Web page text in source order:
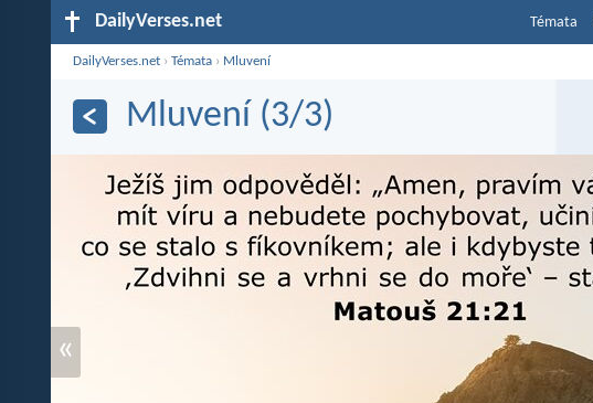
DailyVerses.net Témata
DailyVerses.net ›Témata › Mluvení
Mluvení (3/3)
«